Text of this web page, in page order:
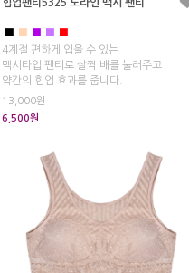
힙업팬티5325 노라인 맥시 팬티
■ ■ ■
4계절 편하게 입을 수 있는
맥시타입 팬티로 살짝 배를 눌러주고
약간의 힙업 효과를 줍니다.
13,000원
6,500원